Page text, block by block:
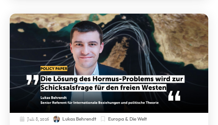
Juli 8, 2026 Lukas Behrendt Europa & Die Welt